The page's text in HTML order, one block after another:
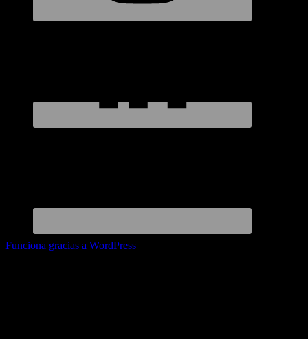
Funciona gracias a WordPress